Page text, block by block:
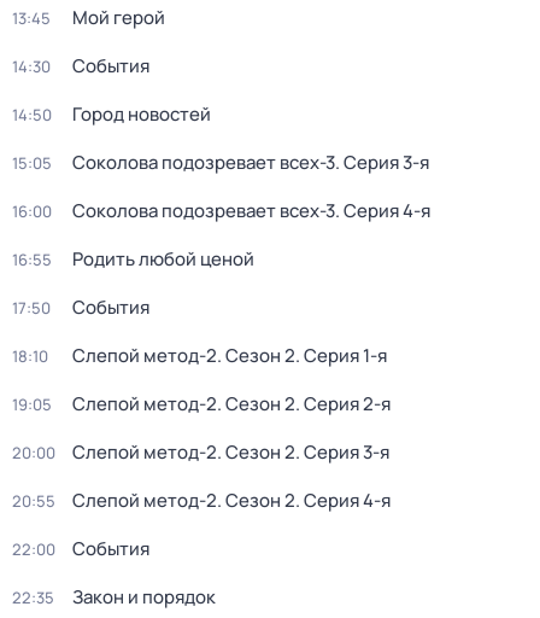
13:45 Мой герой
14:30 События
14:50 Город новостей
15:05 Соколова подозревает всех-3. Серия 3-я
16:00 Соколова подозревает всех-3. Серия 4-я
16:55 Родить любой ценой
17:50 События
18:10 Слепой метод-2. Сезон 2. Серия 1-я
19:05 Слепой метод-2. Сезон 2. Серия 2-я
20:00 Слепой метод-2. Сезон 2. Серия 3-я
20:55 Слепой метод-2. Сезон 2. Серия 4-я
22:00 События
22:35 Закон и порядок